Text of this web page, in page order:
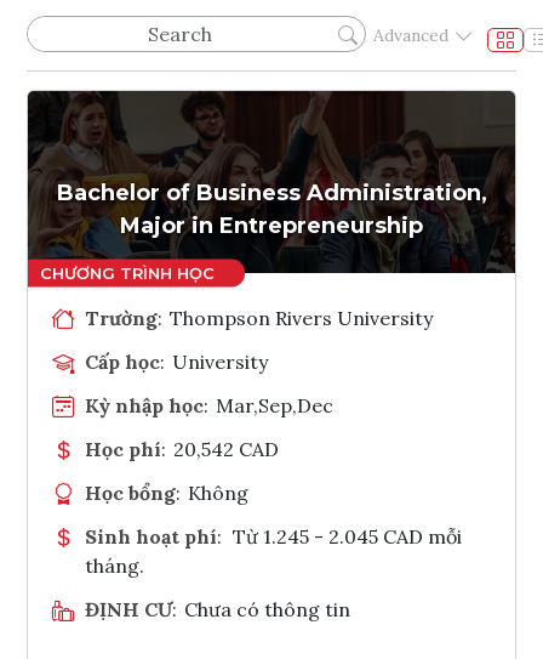
Advanced
Bachelor of Business Administration,
Major in Entrepreneurship
Trường: Thompson Rivers University
Cấp học: University
Kỳ nhập học: Mar,Sep,Dec
Học phí: 20,542 CAD
Học bổng: Không
Sinh hoạt phí: Từ 1.245 - 2.045 CAD mỗi
tháng.
ĐỊNH CƯ: Chưa có thông tin